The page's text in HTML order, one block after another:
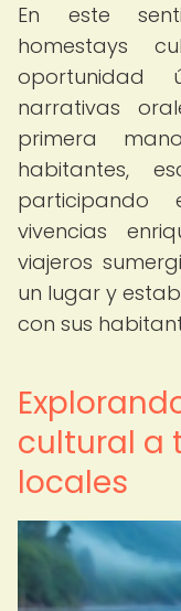
En este
homestays
oportunidad
narrativas
primera
habitantes,
participando
vivencias
viajeros
un lugar y
con sus
cultural a
locales